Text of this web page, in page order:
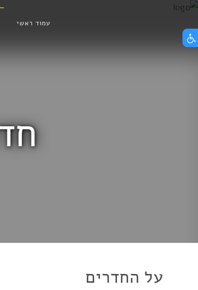
Skip
content
עמוד ראשי
על החדרים